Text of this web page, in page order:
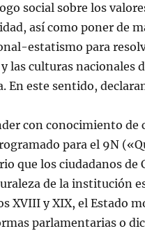
social sobre los
así como poner de
estatismo para
las culturas nacionales
En este sentido,
con conocimiento de
para el 9N
que los ciudadanos
de la institución
XVIII y XIX, el Estado
parlamentarias o